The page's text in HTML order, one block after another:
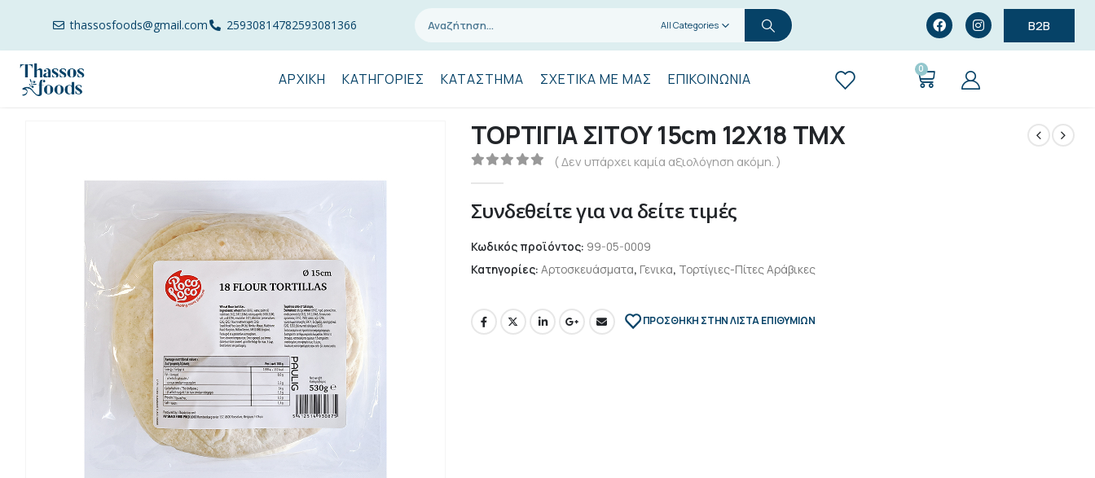
thassosfoods@gmail.com 25930814782593081366 All Categories B2B
ΑΡΧΙΚΉ ΚΑΤΗΓΟΡΊΕΣ ΚΑΤΆΣΤΗΜΑ ΣΧΕΤΙΚΆ ΜΕ ΜΑΣ ΕΠΙΚΟΙΝΩΝΊΑ
0
ΤΟΡΤΙΓΙΑ ΣΙΤΟΥ 15cm 12Χ18 ΤΜΧ
( Δεν υπάρχει καμία αξιολόγηση ακόμη. )
Συνδεθείτε για να δείτε τιμές
Κωδικός προϊόντος: 99-05-0009
Κατηγορίες: Αρτοσκευάσματα, Γενικα, Τορτίγιες-Πίτες Αράβικες
ΠΡΌΣΘΉΚΗ ΣΤΗΝ ΛΊΣΤΑ ΕΠΙΘΥΜΙΏΝ